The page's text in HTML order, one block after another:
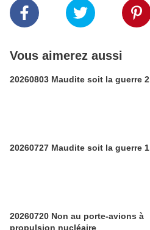
Vous aimerez aussi
20260803 Maudite soit la guerre 2
20260727 Maudite soit la guerre 1
20260720 Non au porte-avions à
propulsion nucléaire